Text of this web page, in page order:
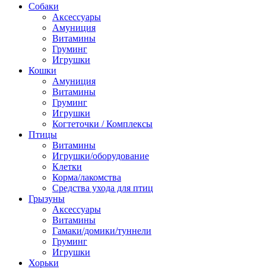
Собаки
Аксессуары
Амуниция
Витамины
Груминг
Игрушки
Кошки
Амуниция
Витамины
Груминг
Игрушки
Когтеточки / Комплексы
Птицы
Витамины
Игрушки/оборудование
Клетки
Корма/лакомства
Средства ухода для птиц
Грызуны
Аксессуары
Витамины
Гамаки/домики/туннели
Груминг
Игрушки
Хорьки